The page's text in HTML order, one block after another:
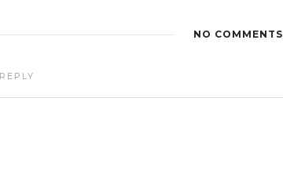
NO COMMENTS